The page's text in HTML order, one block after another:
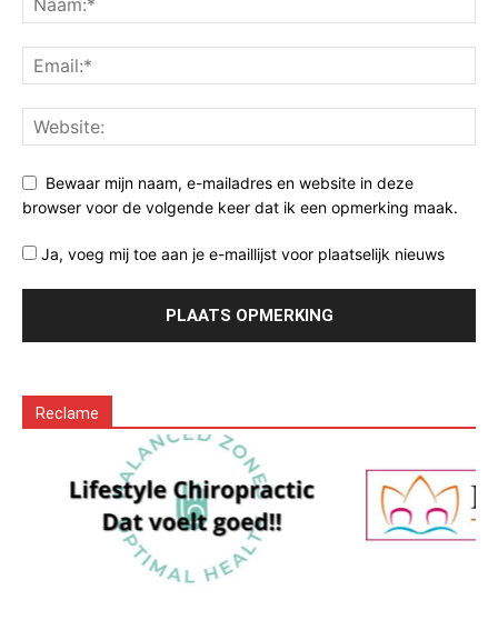
Bewaar mijn naam, e-mailadres en website in deze
browser voor de volgende keer dat ik een opmerking maak.
Ja, voeg mij toe aan je e-maillijst voor plaatselijk nieuws
Reclame